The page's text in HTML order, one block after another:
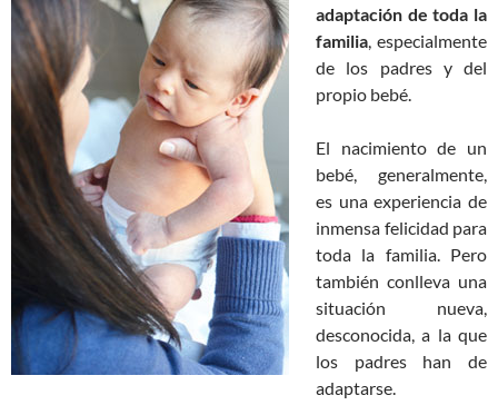
adaptación de toda la
familia, especialmente
de los padres y del
propio bebé.
El nacimiento de un
bebé, generalmente,
es una experiencia de
inmensa felicidad para
toda la familia. Pero
también conlleva una
situación nueva,
desconocida, a la que
los padres han de
adaptarse.